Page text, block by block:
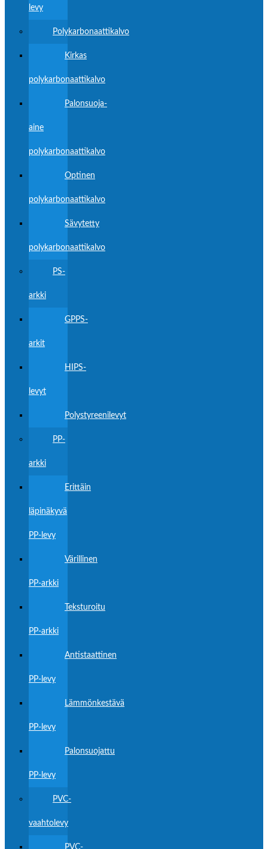
levy
Polykarbonaattikalvo
Kirkas
polykarbonaattikalvo
Palonsuoja-
aine
polykarbonaattikalvo
Optinen
polykarbonaattikalvo
Sävytetty
polykarbonaattikalvo
PS-
arkki
GPPS-
arkit
HIPS-
levyt
Polystyreenilevyt
PP-
arkki
Erittäin
läpinäkyvä
PP-levy
Värillinen
PP-arkki
Teksturoitu
PP-arkki
Antistaattinen
PP-levy
Lämmönkestävä
PP-levy
Palonsuojattu
PP-levy
PVC-
vaahtolevy
PVC-